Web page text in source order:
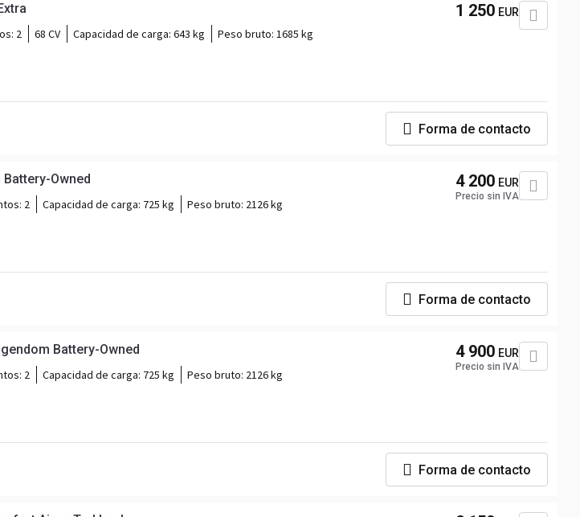
2 68 CV Capacidad de carga: 643 kg Peso bruto: 1685 kg
1 250 EUR
Forma de contacto
Owned
2 Capacidad de carga: 725 kg Peso bruto: 2126 kg
4 200 EUR
Precio sin IVA
Forma de contacto
Battery-Owned
2 Capacidad de carga: 725 kg Peso bruto: 2126 kg
4 900 EUR
Precio sin IVA
Forma de contacto